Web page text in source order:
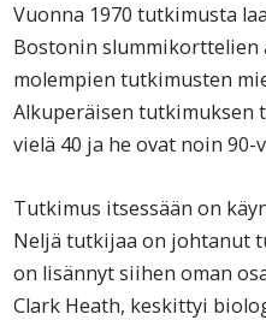
Vuonna 1970 tutkimusta
Bostonin slummikorttelien
molempien tutkimusten
Alkuperäisen tutkimuksen
vielä 40 ja he ovat noin 90-
Tutkimus itsessään on
Neljä tutkijaa on johtanut
on lisännyt siihen oman
Clark Heath, keskittyi